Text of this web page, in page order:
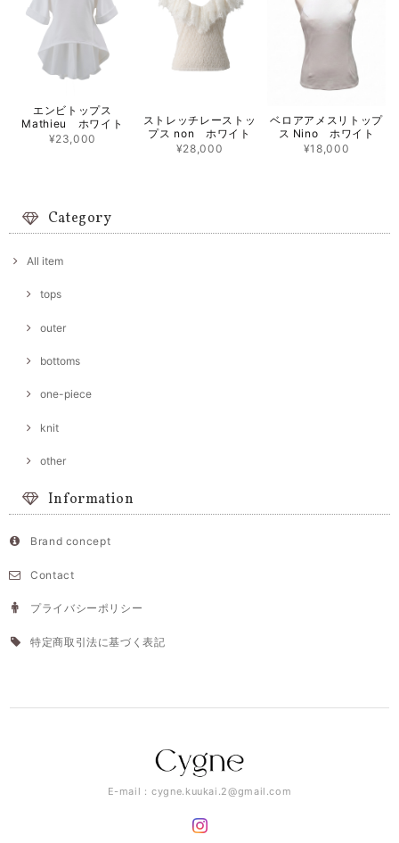
エンビトップス
Mathieu ホワイト
¥23,000
ストレッチレーストッ
プス non ホワイト
¥28,000
ベロアアメスリトップ
ス Nino ホワイト
¥18,000
Category
All item
tops
outer
bottoms
one-piece
knit
other
Information
Brand concept
Contact
プライバシーポリシー
特定商取引法に基づく表記
E-mail：cygne.kuukai.2@gmail.com